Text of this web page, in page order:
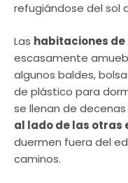
refugiándose del sol
Las habitaciones
escasamente
algunos baldes,
de plástico para
se llenan de
al lado de las otras
duermen fuera del
caminos.